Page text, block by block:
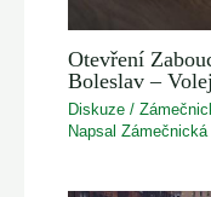
Otevření
Boleslav –
Diskuze /
Napsal